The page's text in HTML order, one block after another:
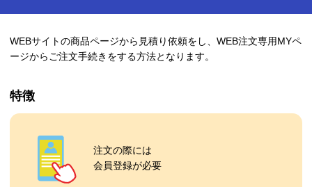
WEBサイトの商品ページから見積り依頼をし、WEB注文専用MYペ
ージからご注文手続きをする方法となります。
特徴
注文の際には
会員登録が必要